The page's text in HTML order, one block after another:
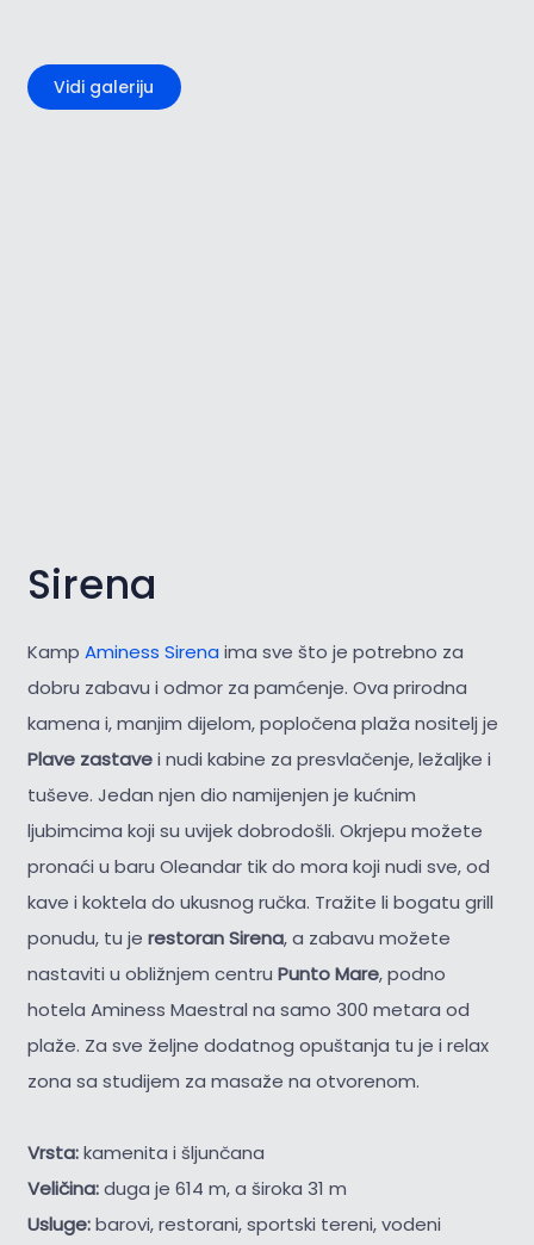
Vidi galeriju
Sirena
Kamp Aminess Sirena ima sve što je potrebno za
dobru zabavu i odmor za pamćenje. Ova prirodna
kamena i, manjim dijelom, popločena plaža nositelj je
Plave zastavei nudi kabine za presvlačenje, ležaljke i
tuševe. Jedan njen dio namijenjen je kućnim
ljubimcima koji su uvijek dobrodošli. Okrjepu možete
pronaći u baru Oleandar tik do mora koji nudi sve, od
kave i koktela do ukusnog ručka. Tražite li bogatu grill
ponudu, tu je restoran Sirena, a zabavu možete
nastaviti u obližnjem centru Punto Mare, podno
hotela Aminess Maestral na samo 300 metara od
plaže. Za sve željne dodatnog opuštanja tu je i relax
zona sa studijem za masaže na otvorenom.
Vrsta:kamenita i šljunčana
Veličina:duga je 614 m, a široka 31 m
Usluge:barovi, restorani, sportski tereni, vodeni